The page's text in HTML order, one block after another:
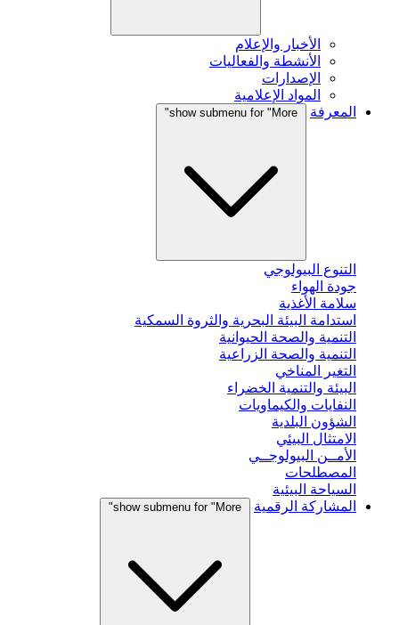
الأخبار والإعلام
الأنشطة والفعاليات
الإصدارات
المواد الإعلامية
المعرفة
show submenu for "More"
التنوع البيولوجي
جودة الهواء
سلامة الأغذية
استدامة البيئة البحرية والثروة السمكية
التنمية والصحة الحيوانية
التنمية والصحة الزراعية
التغير المناخي
البيئة والتنمية الخضراء
النفايات والكيماويات
الشؤون البلدية
الامتثال البيئي
الأمــن البيولوجــي
المصطلحات
السياحة البيئية
المشاركة الرقمية
show submenu for "More"